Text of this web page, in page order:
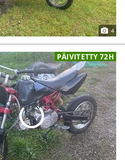
4
PÄIVITETTY 72H